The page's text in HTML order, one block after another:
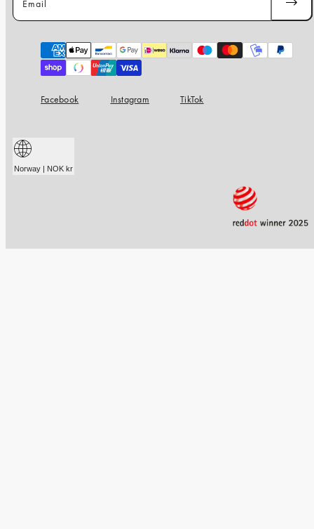
Email
Payment
methods
Facebook Instagram TikTok
Norway | NOK kr